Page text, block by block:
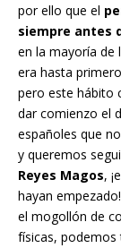
por ello que el
siempre antes
en la mayoría de
era hasta
pero este hábito
dar comienzo el
españoles que
y queremos
Reyes Magos,
hayan
el mogollón de
físicas, podemos